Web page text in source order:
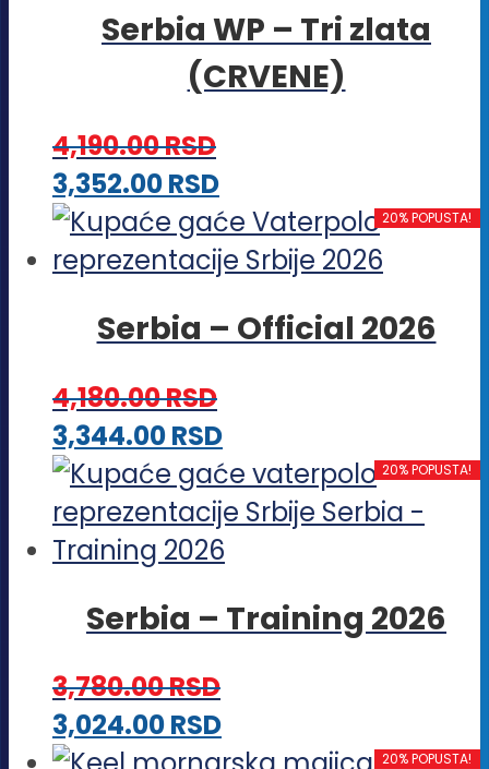
više
varijanti.
biti
izabrane
na
proizvoda.
Serbia WP – Tri zlata
(CRVENE)
4,190.00RSD
3,352.00RSDOvaj
proizvod
ima
varijanti.
biti
izabrane
na
stranici
proizvoda.
20% POPUSTA!
Serbia – Official 2026
4,180.00RSD
3,344.00RSDOvaj
proizvod
ima
više
Opcije
20% POPUSTA!
Serbia – Training 2026
3,780.00RSD
3,024.00RSDOvaj
20% POPUSTA!